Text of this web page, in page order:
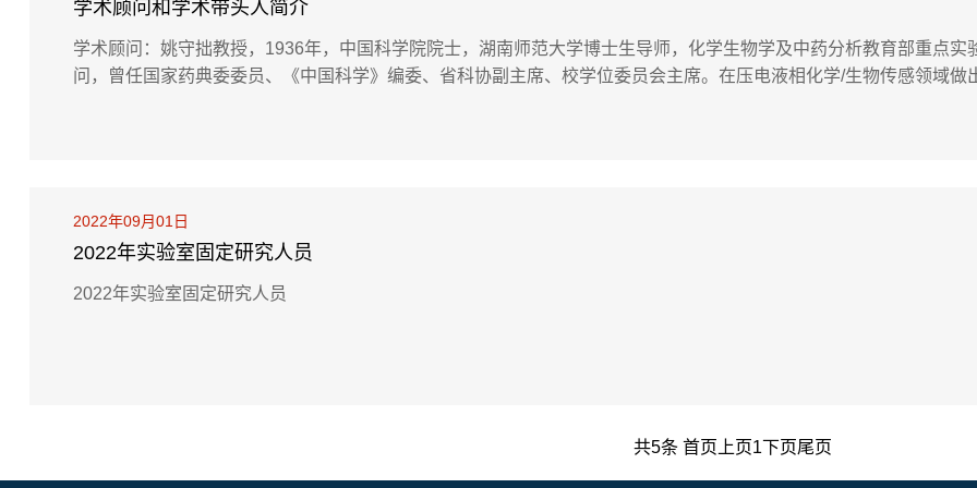
学术顾问和学术带头人简介
学术顾问：姚守拙教授，1936年，中国科学院院士，湖南师范大学博士生导师，化学生物学及中药分析教育部重点实
问，曾任国家药典委委员、《中国科学》编委、省科协副主席、校学位委员会主席。在压电液相化学/生物传感领域做
2022年09月01日
2022年实验室固定研究人员
2022年实验室固定研究人员
共5条 首页 上页1下页尾页